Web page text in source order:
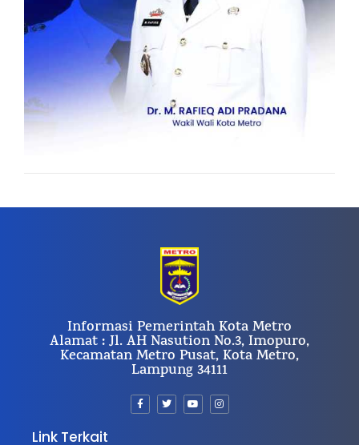
Informasi Pemerintah Kota Metro
Alamat : Jl. AH Nasution No.3, Imopuro,
Kecamatan Metro Pusat, Kota Metro,
Lampung 34111
Link Terkait